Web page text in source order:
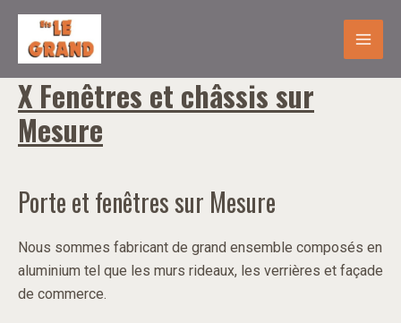
Aller
contenu
Main
X Fenêtres et châssis sur
Mesure
Porte et fenêtres sur Mesure
Nous sommes fabricant de grand ensemble composés en
aluminium tel que les murs rideaux, les verrières et façade
de commerce.